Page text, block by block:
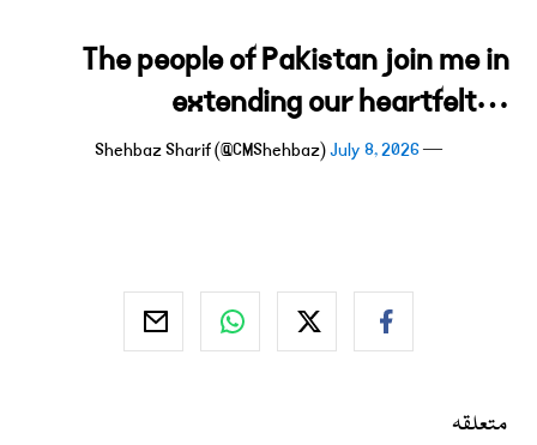
The people of Pakistan join me in
extending our heartfelt…
— Shehbaz Sharif (@CMShehbaz)
July 8, 2026
متعلقہ